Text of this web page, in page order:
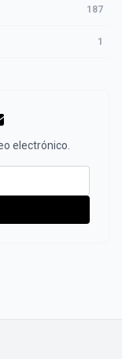
187
1
electrónico.